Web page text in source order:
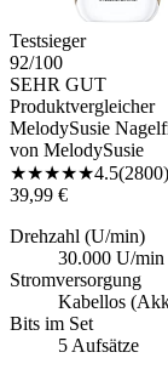
Testsieger
92/100
SEHR GUT
Produktvergleicher
MelodySusie
von MelodySusie
★★★★★4.5(2800)
39,99 €
Drehzahl (U/min)
30.000 U/min
Stromversorgung
Kabellos
Bits im Set
5 Aufsätze